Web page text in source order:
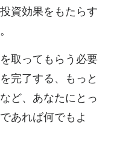
資効果をもたらす
取ってもらう必要
完了する、もっと
ど、あなたにとっ
あれば何でもよ